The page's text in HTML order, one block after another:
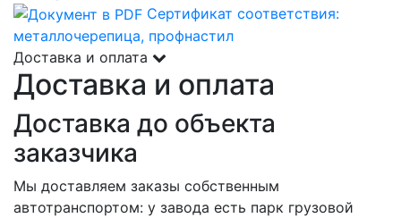
Сертификат соответствия:
металлочерепица, профнастил
Доставка и оплата
Доставка и оплата
Доставка до объекта
заказчика
Мы доставляем заказы собственным
автотранспортом: у завода есть парк грузовой